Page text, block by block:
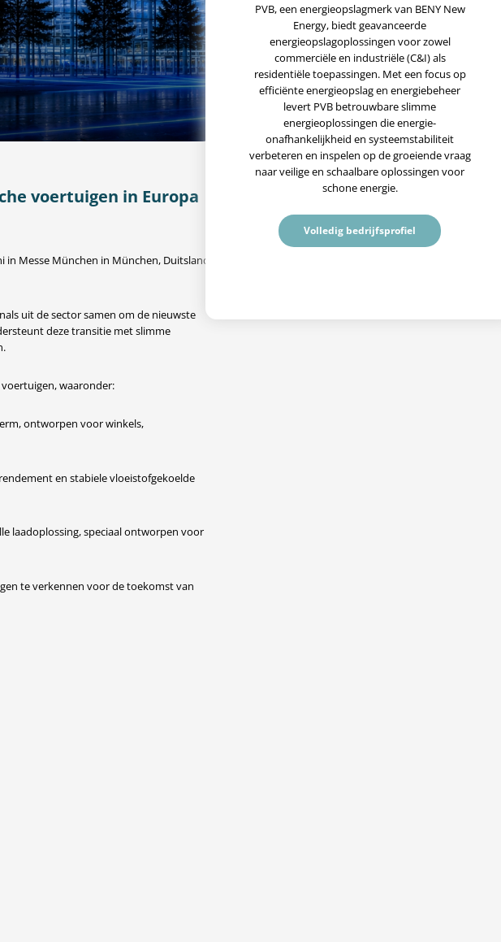
voertuigen in Europa
Messe München in München, Duitsland.
uit de sector samen om de nieuwste
deze transitie met slimme
waaronder:
ontworpen voor winkels,
en stabiele vloeistofgekoelde
laadoplossing, speciaal ontworpen voor
te verkennen voor de toekomst van
PVB, een energieopslagmerk van BENY New
Energy, biedt geavanceerde
energieopslagoplossingen voor zowel
commerciële en industriële (C&I) als
residentiële toepassingen. Met een focus op
efficiënte energieopslag en energiebeheer
levert PVB betrouwbare slimme
energieoplossingen die energie-
onafhankelijkheid en systeemstabiliteit
verbeteren en inspelen op de groeiende vraag
naar veilige en schaalbare oplossingen voor
schone energie.
Volledig bedrijfsprofiel